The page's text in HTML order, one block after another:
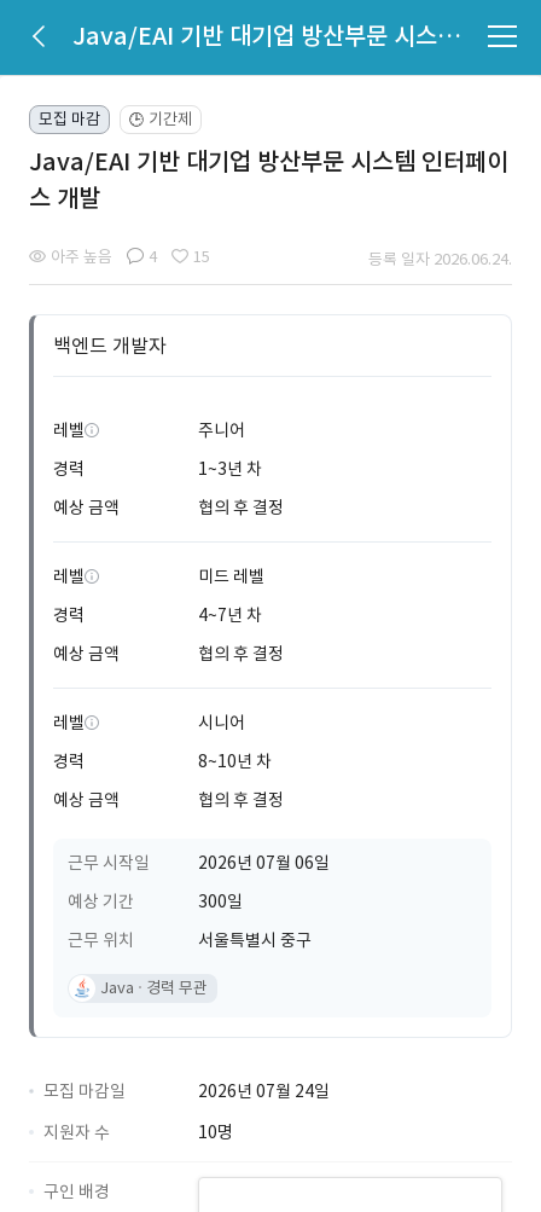
Java/EAI 기반 대기업 방산부문 시스템 인터페이스 개발
모집 마감 🕒 기간제
Java/EAI 기반 대기업 방산부문 시스템 인터페이
스 개발
아주 높음 4 15 등록 일자 2026.06.24.
백엔드 개발자
레벨
주니어
경력
1~3년 차
예상 금액
협의 후 결정
레벨
미드 레벨
경력
4~7년 차
예상 금액
협의 후 결정
레벨
시니어
경력
8~10년 차
예상 금액
협의 후 결정
근무 시작일
2026년 07월 06일
예상 기간
300일
근무 위치
서울특별시 중구
Java 경력 무관
모집 마감일
2026년 07월 24일
지원자 수
10명
구인 배경